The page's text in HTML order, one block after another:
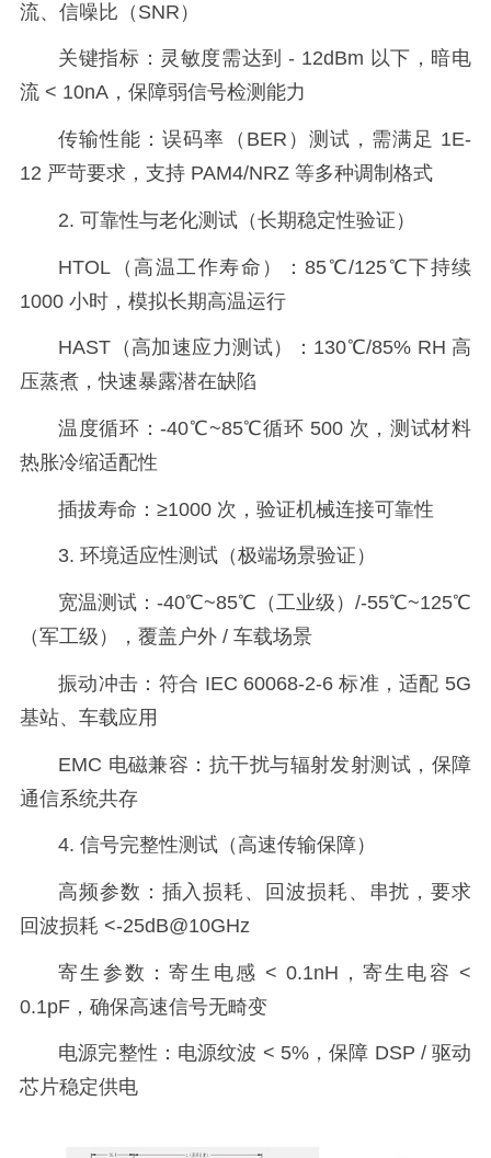
流、信噪比（SNR）
关键指标：灵敏度需达到 - 12dBm 以下，暗电
流 < 10nA，保障弱信号检测能力
传输性能：误码率（BER）测试，需满足 1E-
12 严苛要求，支持 PAM4/NRZ 等多种调制格式
2. 可靠性与老化测试（长期稳定性验证）
HTOL（高温工作寿命）：85℃/125℃下持续
1000 小时，模拟长期高温运行
HAST（高加速应力测试）：130℃/85% RH 高
压蒸煮，快速暴露潜在缺陷
温度循环：-40℃~85℃循环 500 次，测试材料
热胀冷缩适配性
插拔寿命：≥1000 次，验证机械连接可靠性
3. 环境适应性测试（极端场景验证）
宽温测试：-40℃~85℃（工业级）/-55℃~125℃
（军工级），覆盖户外 / 车载场景
振动冲击：符合 IEC 60068-2-6 标准，适配 5G
基站、车载应用
EMC 电磁兼容：抗干扰与辐射发射测试，保障
通信系统共存
4. 信号完整性测试（高速传输保障）
高频参数：插入损耗、回波损耗、串扰，要求
回波损耗 <-25dB@10GHz
寄生参数：寄生电感 < 0.1nH，寄生电容 <
0.1pF，确保高速信号无畸变
电源完整性：电源纹波 < 5%，保障 DSP / 驱动
芯片稳定供电